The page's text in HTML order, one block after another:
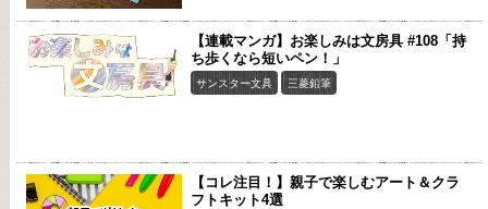
【連載マンガ】お楽しみは文房具 #108「持
ち歩くなら短いペン！」
サンスター文具 三菱鉛筆
【コレ注目！】親子で楽しむアート＆クラ
フトキット4選